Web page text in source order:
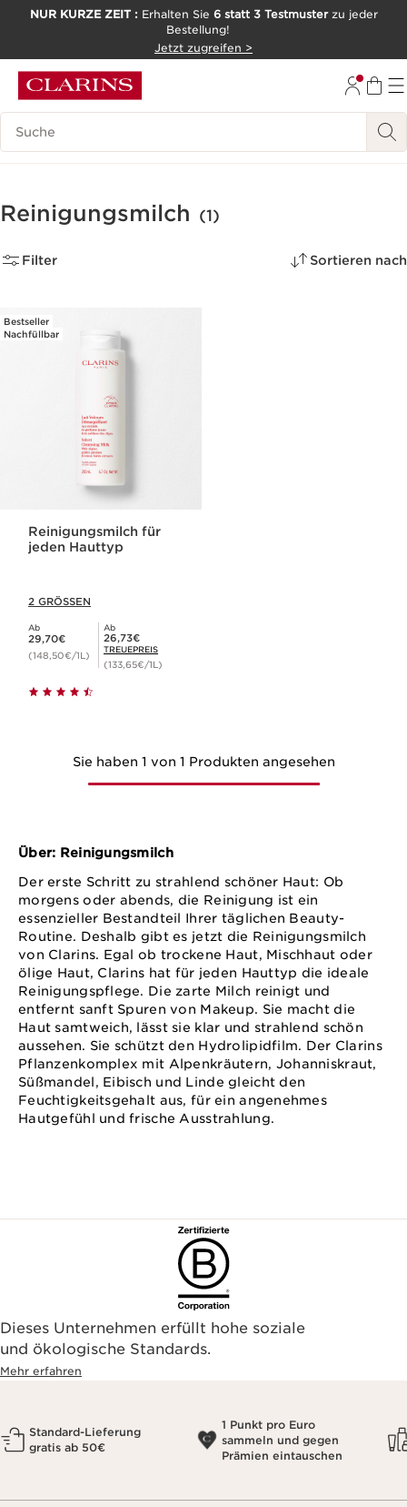
NUR KURZE ZEIT : Erhalten Sie 6 statt 3 Testmusterzu jeder
Bestellung!
Jetzt zugreifen >
Legende suchen
Reinigungsmilch (1)
Filter Sortieren nach
Bestseller
Nachfüllbar
Reinigungsmilch für
jeden Hauttyp
2 GRÖSSEN
Ab
Aktueller Preis 29,70€
29,70€
(148,50€/1L)
Ab
Mitgliederpreis 26,73€
26,73€
TREUEPREIS
(133,65€/1L)
Sie haben 1 von 1 Produkten angesehen
Über: Reinigungsmilch
Der erste Schritt zu strahlend schöner Haut: Ob
morgens oder abends, die Reinigung ist ein
essenzieller Bestandteil Ihrer täglichen Beauty-
Routine. Deshalb gibt es jetzt die Reinigungsmilch
von Clarins. Egal ob trockene Haut, Mischhaut oder
ölige Haut, Clarins hat für jeden Hauttyp die ideale
Reinigungspflege. Die zarte Milch reinigt und
entfernt sanft Spuren von Makeup. Sie macht die
Haut samtweich, lässt sie klar und strahlend schön
aussehen. Sie schützt den Hydrolipidfilm. Der Clarins
Pflanzenkomplex mit Alpenkräutern, Johanniskraut,
Süßmandel, Eibisch und Linde gleicht den
Feuchtigkeitsgehalt aus, für ein angenehmes
Hautgefühl und frische Ausstrahlung.
Dieses Unternehmen erfüllt hohe soziale
und ökologische Standards.
Mehr erfahren
Standard-Lieferung
gratis ab 50€
1 Punkt pro Euro
sammeln und gegen
Prämien eintauschen